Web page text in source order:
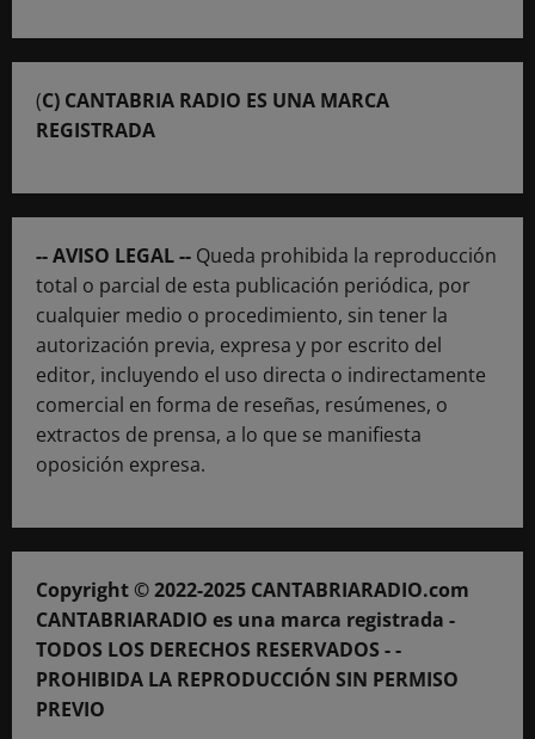
(C) CANTABRIA RADIO ES UNA MARCA
REGISTRADA
-- AVISO LEGAL -- Queda prohibida la reproducción
total o parcial de esta publicación periódica, por
cualquier medio o procedimiento, sin tener la
autorización previa, expresa y por escrito del
editor, incluyendo el uso directa o indirectamente
comercial en forma de reseñas, resúmenes, o
extractos de prensa, a lo que se manifiesta
oposición expresa.
Copyright © 2022-2025 CANTABRIARADIO.com
CANTABRIARADIO es una marca registrada -
TODOS LOS DERECHOS RESERVADOS - -
PROHIBIDA LA REPRODUCCIÓN SIN PERMISO
PREVIO